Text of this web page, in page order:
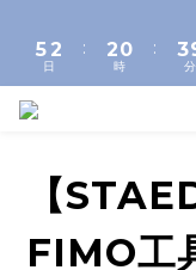
5
4
3
2
1
日
:
2
1
0
時
:
3
28
分
【
FIMO工